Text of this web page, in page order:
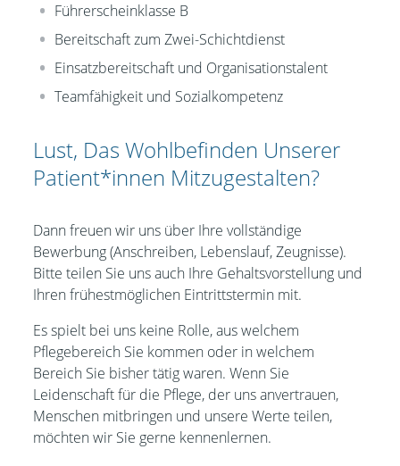
Führerscheinklasse B
Bereitschaft zum Zwei-Schichtdienst
Einsatzbereitschaft und Organisationstalent
Teamfähigkeit und Sozialkompetenz
Lust, Das Wohlbefinden Unserer
Patient*innen Mitzugestalten?
Dann freuen wir uns über Ihre vollständige
Bewerbung (Anschreiben, Lebenslauf, Zeugnisse).
Bitte teilen Sie uns auch Ihre Gehaltsvorstellung und
Ihren frühestmöglichen Eintrittstermin mit.
Es spielt bei uns keine Rolle, aus welchem
Pflegebereich Sie kommen oder in welchem
Bereich Sie bisher tätig waren. Wenn Sie
Leidenschaft für die Pflege, der uns anvertrauen,
Menschen mitbringen und unsere Werte teilen,
möchten wir Sie gerne kennenlernen.